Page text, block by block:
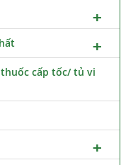
cấp tốc/ tủ vi